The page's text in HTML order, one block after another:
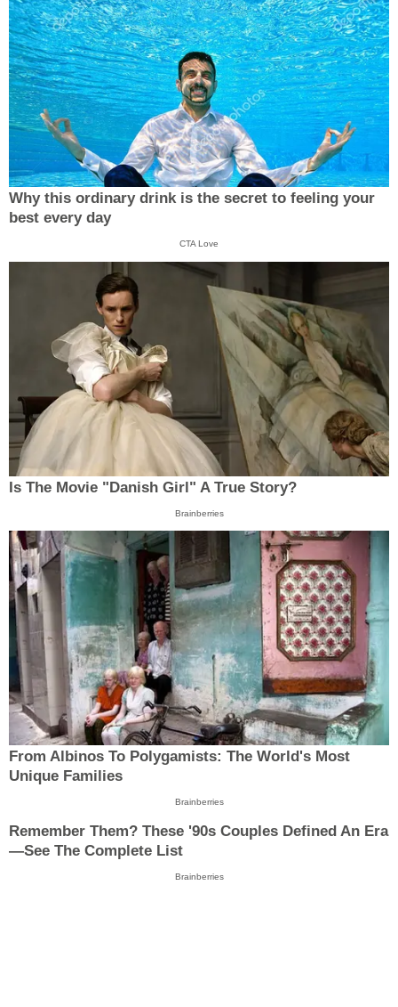
Why this ordinary drink is the secret to feeling your
best every day
CTA Love
Is The Movie "Danish Girl" A True Story?
Brainberries
From Albinos To Polygamists: The World's Most
Unique Families
Brainberries
Remember Them? These '90s Couples Defined An Era
—See The Complete List
Brainberries